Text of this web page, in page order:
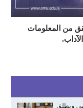
من المعلومات
ويطلق